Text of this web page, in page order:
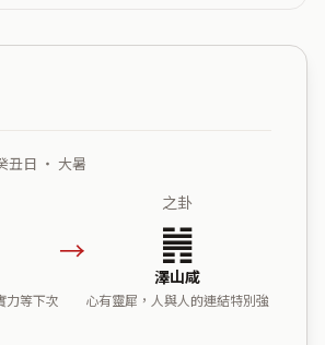
丑日 ・ 大暑
力等下次
→
之卦
䷞
澤山咸
心有靈犀，人與人的連結特別強